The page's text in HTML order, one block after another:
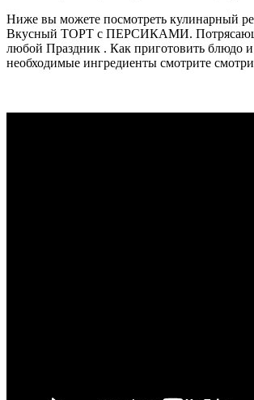
Ниже вы можете посмотреть кулинарный
Вкусный ТОРТ с ПЕРСИКАМИ.
любой Праздник . Как приготовить блюдо и
необходимые ингредиенты смотрите